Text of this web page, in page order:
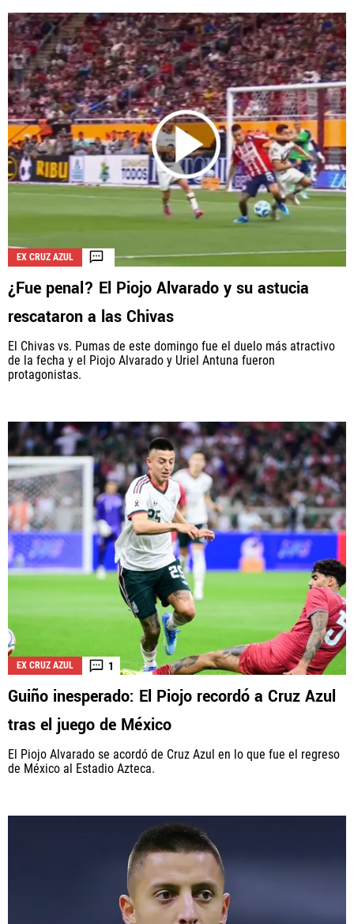
EX CRUZ AZUL
¿Fue penal? El Piojo Alvarado y su astucia
rescataron a las Chivas
El Chivas vs. Pumas de este domingo fue el duelo más atractivo
de la fecha y el Piojo Alvarado y Uriel Antuna fueron
protagonistas.
EX CRUZ AZUL 1
Guiño inesperado: El Piojo recordó a Cruz Azul
tras el juego de México
El Piojo Alvarado se acordó de Cruz Azul en lo que fue el regreso
de México al Estadio Azteca.